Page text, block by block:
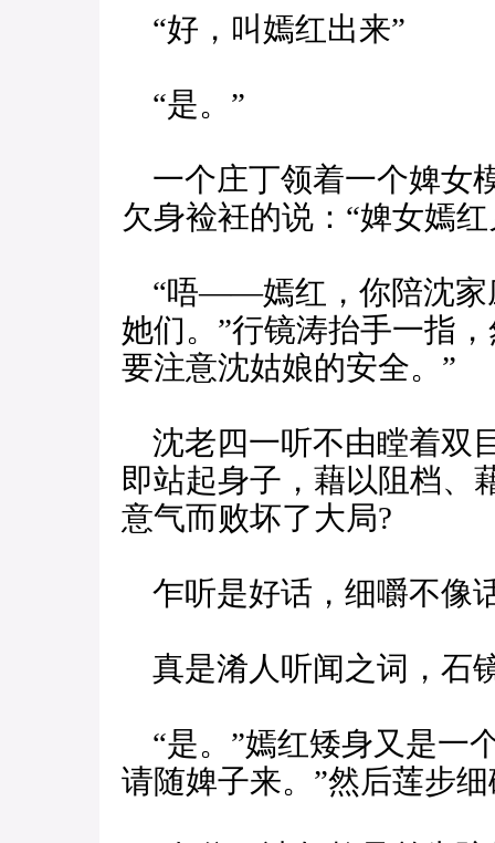
“好，叫嫣红出来”
“是。”
一个庄丁领着一个婢女
欠身裣衽的说：“婢女嫣
“唔——嫣红，你陪沈家
她们。”行镜涛抬手一指
要注意沈姑娘的安全。”
沈老四一听不由瞠着双
即站起身子，藉以阻档、
意气而败坏了大局?
乍听是好话，细嚼不像
真是淆人听闻之词，石
“是。”嫣红矮身又是一
请随婢子来。”然后莲步